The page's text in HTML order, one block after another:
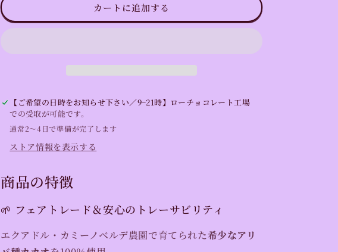
ロ
マ
ス
（量
り
100g〜）
ー
ョ
100％
ロ
マ
ス
（量
り
100g〜）
ー
ョ
カートに追加する
【ご希望の日時をお知らせ下さい／9−21時】ローチョコレート工場
での受取が可能です。
通常2〜4日で準備が完了します
ストア情報を表示する
商品の特徴
🌱 フェアトレード＆安心のトレーサビリティ
エクアドル・カミーノベルデ農園で育てられた希少なアリ